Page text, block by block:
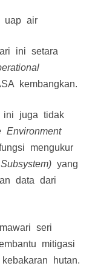
uap air
ini setara
kembangkan.
ini juga tidak
Environment
mengukur
yang
data dari
seri
mitigasi
hutan.